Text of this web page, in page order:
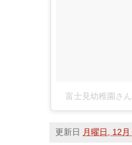
富士見幼稚園さ
更新日 月曜日, 12